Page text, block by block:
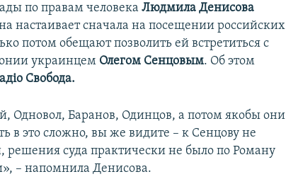
по правам человекаЛюдмила Денисова
настаивает сначала на посещении российских
потом обещают позволить ей встретиться с
украинцем Олегом Сенцовым. Об этом
Свобода.
Одновол, Баранов, Одинцов, а потом якобы они
в это сложно, вы же видите – к Сенцову не
решения суда практически не было по Роману
– напомнила Денисова.